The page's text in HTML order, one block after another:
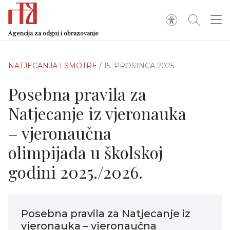
Agencija za odgoj i obrazovanje
NATJECANJA I SMOTRE / 15. PROSINCA 2025.
Posebna pravila za
Natjecanje iz vjeronauka
– vjeronaučna
olimpijada u školskoj
godini 2025./2026.
Posebna pravila za Natjecanje iz
vjeronauka – vjeronaučna